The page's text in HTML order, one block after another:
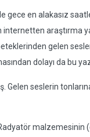
gece en alakasız
araştırma
gelen
dolayı da bu
Gelen seslerin
malzemesinin